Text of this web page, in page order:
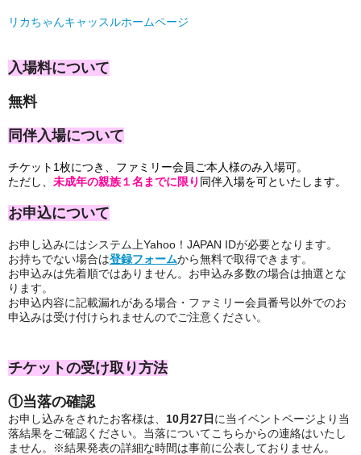
リカちゃんキャッスルホームページ
入場料について
無料
同伴入場について
チケット1枚につき、ファミリー会員ご本人様のみ入場可。
ただし、 未成年の親族１名までに限り 同伴入場を可といたします。
お申込について
お申し込みにはシステム上Yahoo！JAPAN IDが必要となります。
お持ちでない場合は登録フォームから無料で取得できます。
お申込みは先着順ではありません。お申込み多数の場合は抽選とな
ります。
お申込内容に記載漏れがある場合・ファミリー会員番号以外でのお
申込みは受け付けられませんのでご注意ください。
チケットの受け取り方法
①当落の確認
お申し込みをされたお客様は、 10月27日 に当イベントページより当
落結果をご確認ください。当落についてこちらからの連絡はいたし
ません。※結果発表の詳細な時間は事前に公表しておりません。